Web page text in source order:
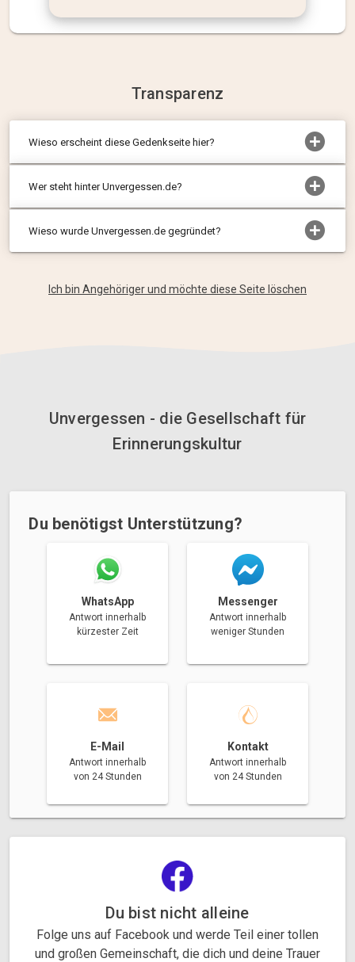
Transparenz
Wieso erscheint diese Gedenkseite hier?
Wer steht hinter Unvergessen.de?
Wieso wurde Unvergessen.de gegründet?
Ich bin Angehöriger und möchte diese Seite löschen
Unvergessen - die Gesellschaft für
Erinnerungskultur
Du benötigst Unterstützung?
WhatsApp
Antwort innerhalb
kürzester Zeit
Messenger
Antwort innerhalb
weniger Stunden
E-Mail
Antwort innerhalb
von 24 Stunden
Kontakt
Antwort innerhalb
von 24 Stunden
Du bist nicht alleine
Folge uns auf Facebook und werde Teil einer tollen
und großen Gemeinschaft, die dich und deine Trauer